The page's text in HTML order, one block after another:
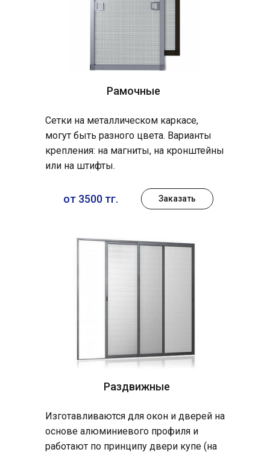
Рамочные
Раздвижные
Сетки на металлическом каркасе,
могут быть разного цвета. Варианты
крепления: на магниты, на кронштейны
или на штифты.
Изготавливаются для окон и дверей на
основе алюминиевого профиля и
работают по принципу двери купе (на
от 3500 тг. Заказать